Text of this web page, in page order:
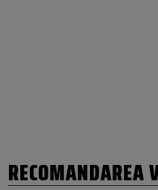
RECOMANDAREA